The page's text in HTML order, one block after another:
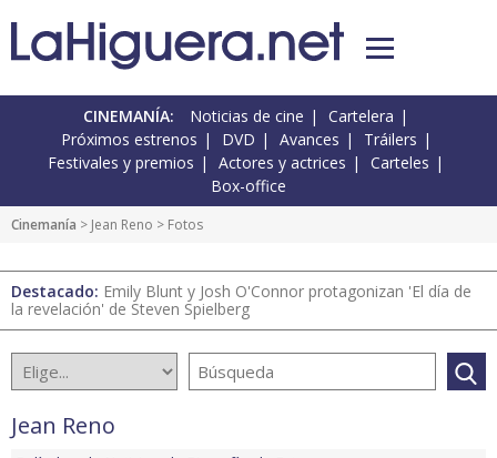
CINEMANÍA: Noticias de cine
Cartelera
Próximos estrenos
DVD Avances
Tráilers
Festivales y premios
Actores y actrices
Carteles
Box-office
Cinemanía > Jean Reno > Fotos
Destacado: Emily Blunt y Josh O'Connor protagonizan 'El día de
la revelación' de Steven Spielberg
Jean Reno